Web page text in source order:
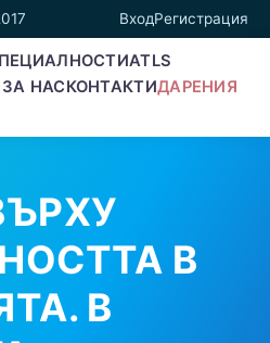
ВходРегистрация
ATLS
ЗА НАСКОНТАКТИДАРЕНИЯ
В
В